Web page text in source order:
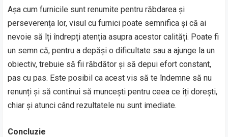
Așa cum furnicile sunt renumite pentru răbdarea și
perseverența lor, visul cu furnici poate semnifica și că ai
nevoie să îți îndrepți atenția asupra acestor calități. Poate fi
un semn că, pentru a depăși o dificultate sau a ajunge la un
obiectiv, trebuie să fii răbdător și să depui efort constant,
pas cu pas. Este posibil ca acest vis să te îndemne să nu
renunți și să continui să muncești pentru ceea ce îți dorești,
chiar și atunci când rezultatele nu sunt imediate.
Concluzie